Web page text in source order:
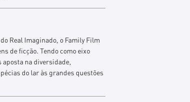
Real Imaginado, o Family Film
de ficção. Tendo como eixo
na diversidade,
do lar às grandes questões